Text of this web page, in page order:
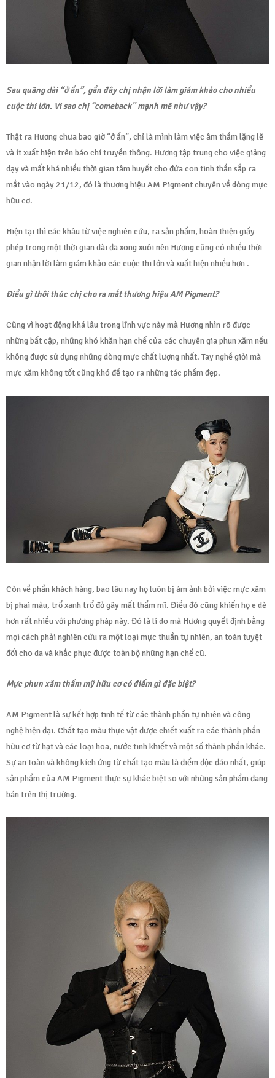
Sau quãng dài “ở ẩn”, gần đây chị nhận lời làm giám khảo cho nhiều
cuộc thi lớn. Vì sao chị “comeback” mạnh mẽ như vậy?
Thật ra Hương chưa bao giờ “ở ẩn”, chỉ là mình làm việc âm thầm lặng lẽ
và ít xuất hiện trên báo chí truyền thông. Hương tập trung cho việc giảng
dạy và mất khá nhiều thời gian tâm huyết cho đứa con tinh thần sắp ra
mắt vào ngày 21/12, đó là thương hiệu AM Pigment chuyên về dòng mực
hữu cơ.
Hiện tại thì các khâu từ việc nghiên cứu, ra sản phẩm, hoàn thiện giấy
phép trong một thời gian dài đã xong xuôi nên Hương cũng có nhiều thời
gian nhận lời làm giám khảo các cuộc thi lớn và xuất hiện nhiều hơn .
Điều gì thôi thúc chị cho ra mắt thương hiệu AM Pigment?
Cũng vì hoạt động khá lâu trong lĩnh vực này mà Hương nhìn rõ được
những bất cập, những khó khăn hạn chế của các chuyên gia phun xăm nếu
không được sử dụng những dòng mực chất lượng nhất. Tay nghề giỏi mà
mực xăm không tốt cũng khó để tạo ra những tác phẩm đẹp.
Còn về phần khách hàng, bao lâu nay họ luôn bị ám ảnh bởi việc mực xăm
bị phai màu, trổ xanh trổ đỏ gây mất thẩm mĩ. Điều đó cũng khiến họ e dè
hơn rất nhiều với phương pháp này. Đó là lí do mà Hương quyết định bằng
mọi cách phải nghiên cứu ra một loại mực thuần tự nhiên, an toàn tuyệt
đối cho da và khắc phục được toàn bộ những hạn chế cũ.
Mực phun xăm thẩm mỹ hữu cơ có điểm gì đặc biệt?
AM Pigment là sự kết hợp tinh tế từ các thành phần tự nhiên và công
nghệ hiện đại. Chất tạo màu thực vật được chiết xuất ra các thành phần
hữu cơ từ hạt và các loại hoa, nước tinh khiết và một số thành phần khác.
Sự an toàn và không kích ứng từ chất tạo màu là điểm độc đáo nhất, giúp
sản phẩm của AM Pigment thực sự khác biệt so với những sản phẩm đang
bán trên thị trường.